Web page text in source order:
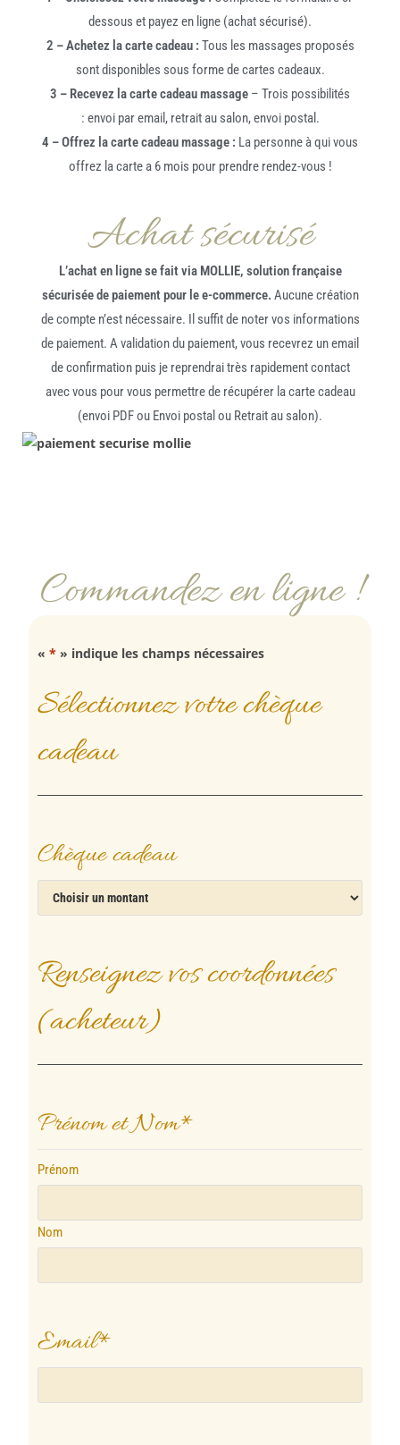
dessous et payez en ligne (achat sécurisé).
2 – Achetez la carte cadeau : Tous les massages proposés
sont disponibles sous forme de cartes cadeaux.
3 – Recevez la carte cadeau massage – Trois possibilités
: envoi par email, retrait au salon, envoi postal.
4 – Offrez la carte cadeau massage : La personne à qui vous
offrez la carte a 6 mois pour prendre rendez-vous !
Achat sécurisé
L’achat en ligne se fait via MOLLIE, solution française
sécurisée de paiement pour le e-commerce. Aucune création
de compte n’est nécessaire. Il suffit de noter vos informations
de paiement. A validation du paiement, vous recevrez un email
de confirmation puis je reprendrai très rapidement contact
avec vous pour vous permettre de récupérer la carte cadeau
(envoi PDF ou Envoi postal ou Retrait au salon).
Commandez en ligne !
«* » indique les champs nécessaires
Sélectionnez votre chèque
cadeau
Chèque cadeau
Renseignez vos coordonnées
(acheteur)
Prénom et Nom*
Prénom
Nom
Email*